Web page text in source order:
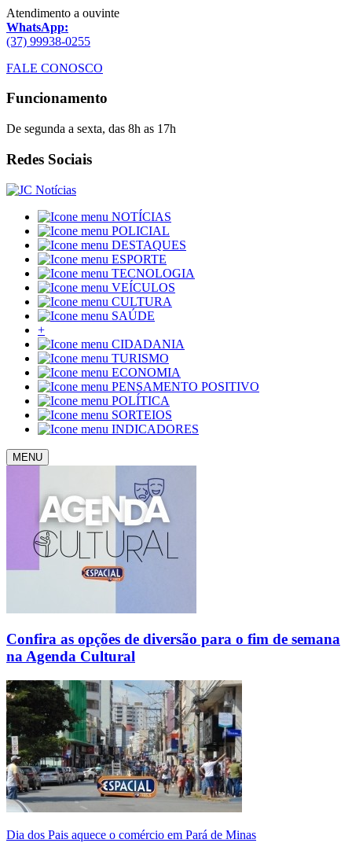
Atendimento a ouvinte
WhatsApp:
(37) 99938-0255
FALE CONOSCO
Funcionamento
De segunda a sexta, das 8h as 17h
Redes Sociais
NOTÍCIAS
POLICIAL
DESTAQUES
ESPORTE
TECNOLOGIA
VEÍCULOS
CULTURA
SAÚDE
+
CIDADANIA
TURISMO
ECONOMIA
PENSAMENTO POSITIVO
POLÍTICA
SORTEIOS
INDICADORES
MENU
Confira as opções de diversão para o fim de semana
na Agenda Cultural
Dia dos Pais aquece o comércio em Pará de Minas